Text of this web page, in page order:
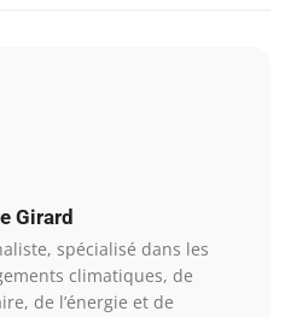
Girard
spécialisé dans les
climatiques, de
de l’énergie et de